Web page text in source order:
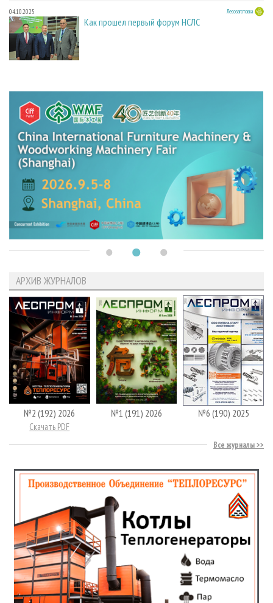
04.10.2025 Лесозаготовка
Как прошел первый форум НСЛС
АРХИВ ЖУРНАЛОВ
№2 (192) 2026
Скачать PDF
№1 (191) 2026 №6 (190) 2025
Все журналы